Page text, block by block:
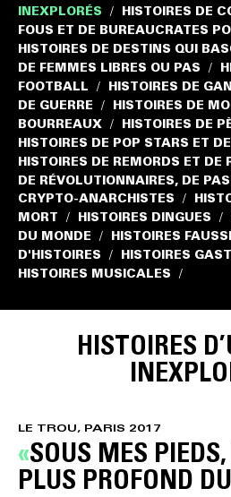
INEXPLORÉS
/
HISTOIRES DE
FOUS ET DE BUREAUCRATES
HISTOIRES DE DESTINS QUI
DE FEMMES LIBRES OU PAS
/
FOOTBALL
/ HISTOIRES DE
DE GUERRE
/
HISTOIRES DE
BOURREAUX / HISTOIRES DE
HISTOIRES DE POP STARS ET
HISTOIRES DE REMORDS ET DE
DE RÉVOLUTIONNAIRES, DE
CRYPTO-ANARCHISTES
/
MORT
/ HISTOIRES DINGUES /
DU MONDE
/
HISTOIRES
D'HISTOIRES
/ HISTOIRES
HISTOIRES MUSICALES /
HISTOIRES
LE TROU, PARIS 2017
SOUS MES
PLUS PROFOND